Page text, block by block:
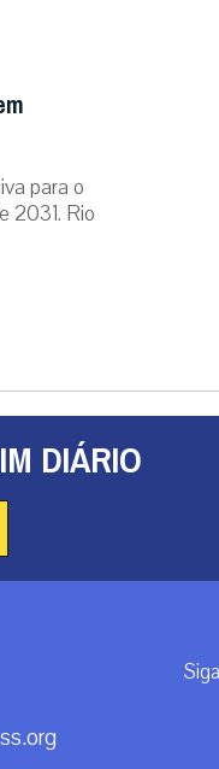
para o
2031. Rio
DIÁRIO